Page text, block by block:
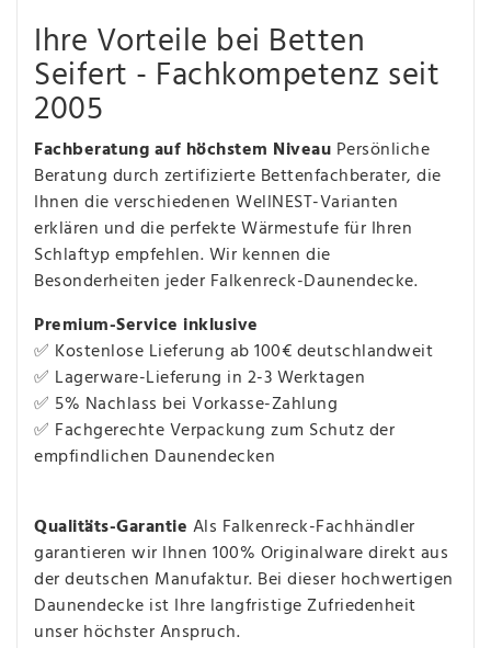
Ihre Vorteile bei Betten
Seifert - Fachkompetenz seit
2005
Fachberatung auf höchstem Niveau Persönliche
Beratung durch zertifizierte Bettenfachberater, die
Ihnen die verschiedenen WellNEST-Varianten
erklären und die perfekte Wärmestufe für Ihren
Schlaftyp empfehlen. Wir kennen die
Besonderheiten jeder Falkenreck-Daunendecke.
Premium-Service inklusive
✅ Kostenlose Lieferung ab 100€ deutschlandweit
✅ Lagerware-Lieferung in 2-3 Werktagen
✅ 5% Nachlass bei Vorkasse-Zahlung
✅ Fachgerechte Verpackung zum Schutz der
empfindlichen Daunendecken
Qualitäts-Garantie Als Falkenreck-Fachhändler
garantieren wir Ihnen 100% Originalware direkt aus
der deutschen Manufaktur. Bei dieser hochwertigen
Daunendecke ist Ihre langfristige Zufriedenheit
unser höchster Anspruch.